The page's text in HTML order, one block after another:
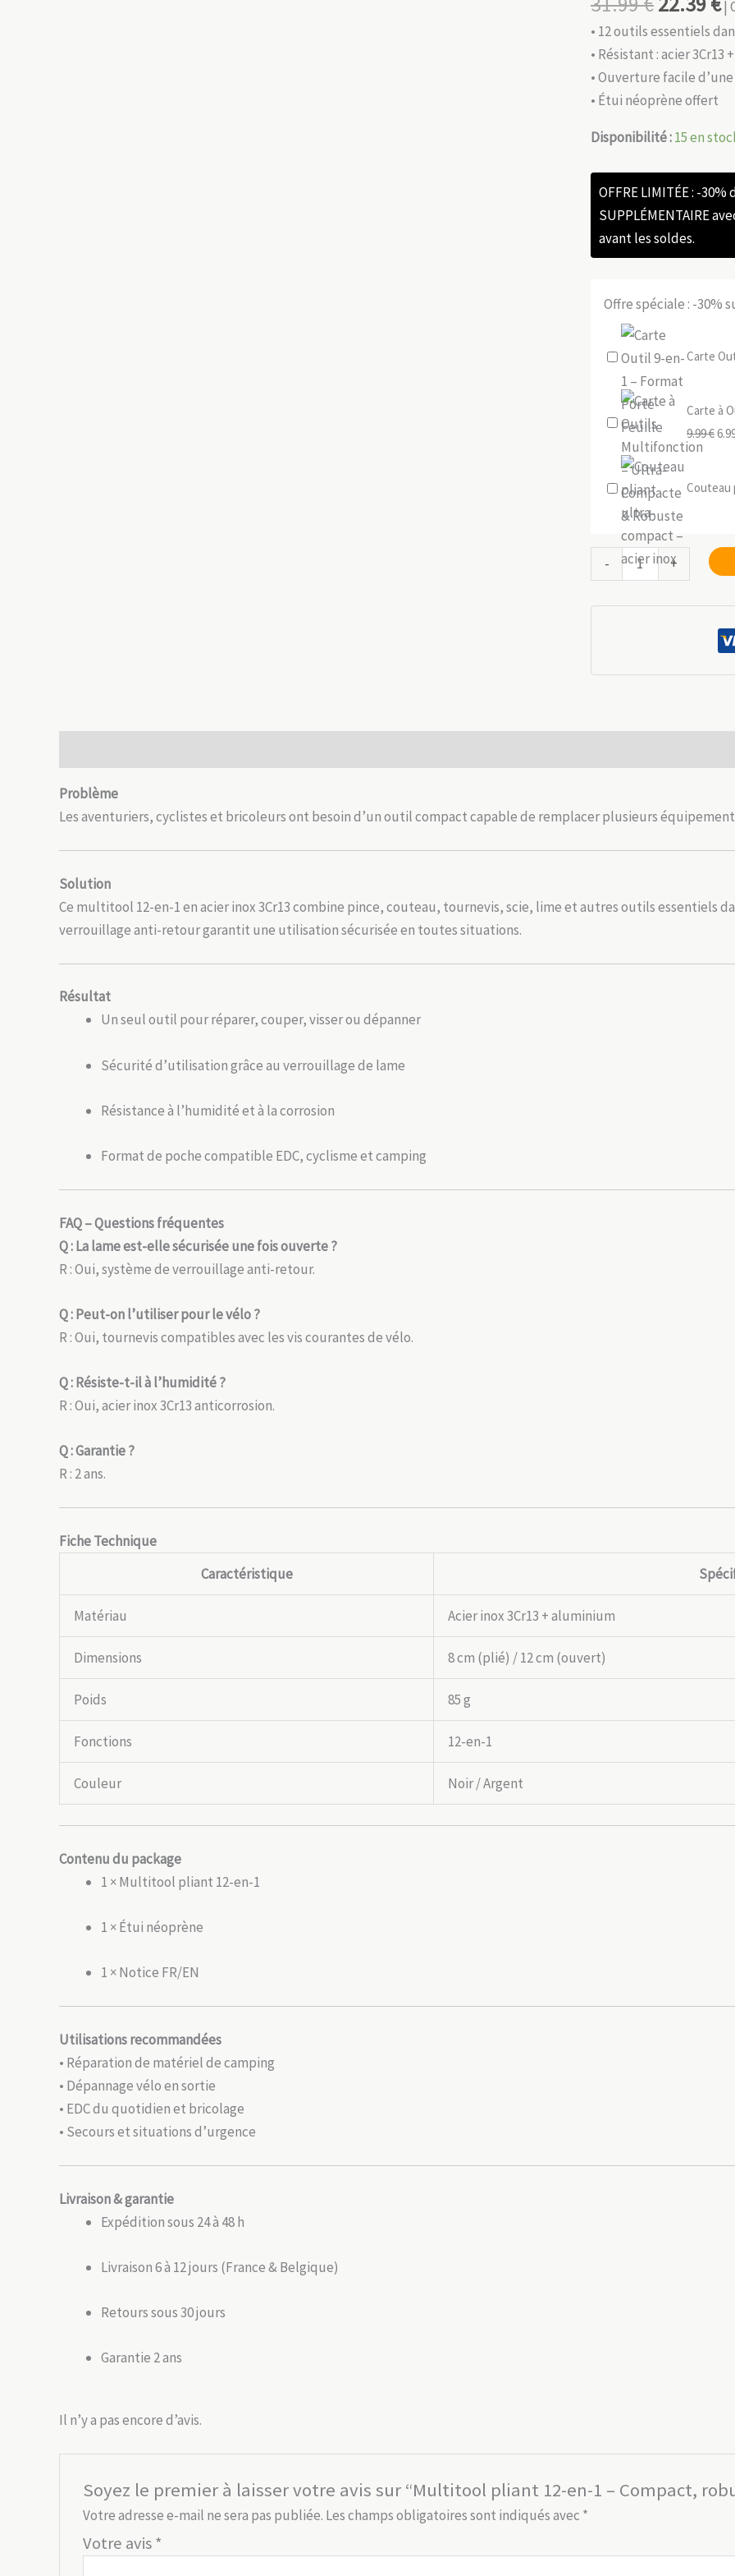
|
• 12 outils essentiels
• Résistant : acier 3Cr13
• Ouverture facile
• Étui néoprène offert
Disponibilité :15 en
OFFRE LIMITÉE : -30%
SUPPLÉMENTAIRE
avant les soldes.
Offre spéciale : -30%
Carte
Carte à
9.99€Le
Couteau
-
quantité
de
Multitool
en-
robuste
indispensable
+
Problème
Les aventuriers, cyclistes et bricoleurs ont besoin d’un outil compact capable de remplacer plusieurs
Solution
Ce multitool 12-en-1 en acier inox 3Cr13 combine pince, couteau, tournevis, scie, lime et autres outils essentiels
verrouillage anti-retour garantit une utilisation sécurisée en toutes situations.
Résultat
Un seul outil pour réparer, couper, visser ou dépanner
Sécurité d’utilisation grâce au verrouillage de lame
Résistance à l’humidité et à la corrosion
Format de poche compatible EDC, cyclisme et camping
FAQ – Questions fréquentes
Q : La lame est-elle sécurisée une fois ouverte ?
R : Oui, système de verrouillage anti-retour.
Q : Peut-on l’utiliser pour le vélo ?
R : Oui, tournevis compatibles avec les vis courantes de vélo.
Q : Résiste-t-il à l’humidité ?
R : Oui, acier inox 3Cr13 anticorrosion.
Q : Garantie ?
R : 2 ans.
Fiche Technique
Caractéristique
Matériau Acier inox 3Cr13 + aluminium
Dimensions 8 cm (plié) / 12 cm (ouvert)
Poids 85 g
Fonctions 12-en-1
Couleur Noir / Argent
Contenu du package
1 × Multitool pliant 12-en-1
1 × Étui néoprène
1 × Notice FR/EN
Utilisations recommandées
• Réparation de matériel de camping
• Dépannage vélo en sortie
• EDC du quotidien et bricolage
• Secours et situations d’urgence
Livraison & garantie
Expédition sous 24 à 48 h
Livraison 6 à 12 jours (France & Belgique)
Retours sous 30 jours
Garantie 2 ans
Il n’y a pas encore d’avis.
Soyez le premier à laisser votre avis sur “Multitool pliant 12-en-1 – Compact,
Votre adresse e-mail ne sera pas publiée. Les champs obligatoires sont indiqués avec *
Votre avis*